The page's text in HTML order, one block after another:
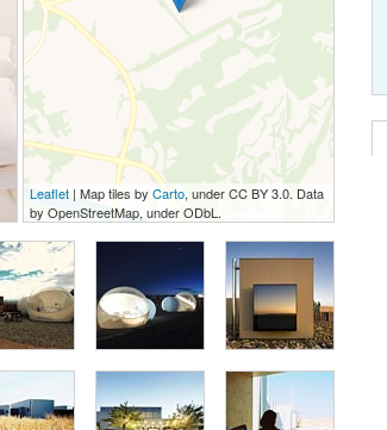
Leaflet | Map tiles by Carto, under CC BY 3.0. Data
by OpenStreetMap, under ODbL.